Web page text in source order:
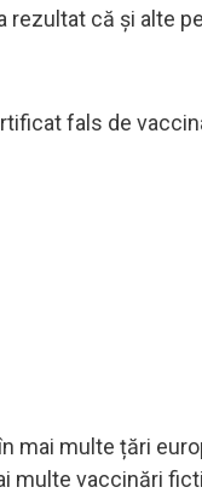
că și alte
fals de
mai multe țări
multe vaccinări